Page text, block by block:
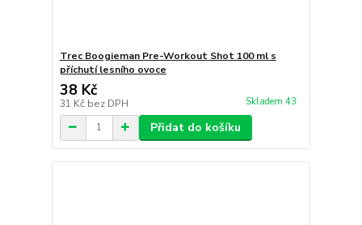
Trec Boogieman Pre-Workout Shot 100 ml s
příchutí lesního ovoce
38 Kč
31 Kč bez DPH Skladem 43
Přidat do košíku